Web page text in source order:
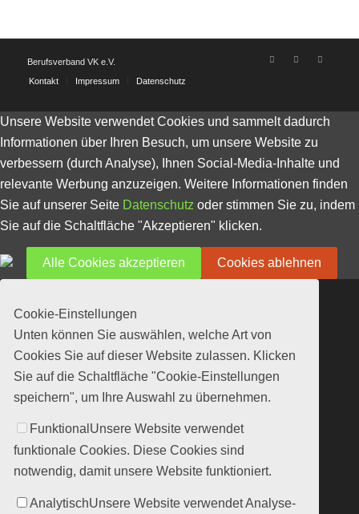
Berufsverband VK e.V.
Kontakt
Impressum Datenschutz
Unsere Website verwendet Cookies und sammelt dadurch
Informationen über Ihren Besuch, um unsere Website zu
verbessern (durch Analyse), Ihnen Social-Media-Inhalte und
relevante Werbung anzuzeigen. Weitere Informationen finden
Sie auf unserer Seite Datenschutz oder stimmen Sie zu, indem
Sie auf die Schaltfläche "Akzeptieren" klicken.
Alle Cookies akzeptieren Cookies ablehnen
Cookie-Einstellungen
Unten können Sie auswählen, welche Art von
Cookies Sie auf dieser Website zulassen. Klicken
Sie auf die Schaltfläche "Cookie-Einstellungen
speichern", um Ihre Auswahl zu übernehmen.
Funktional Unsere Website verwendet
funktionale Cookies. Diese Cookies sind
notwendig, damit unsere Website funktioniert.
AnalytischUnsere Website verwendet Analyse-